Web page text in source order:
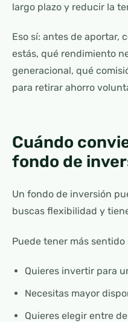
largo plazo y reducir la
Eso sí: antes de aportar,
estás, qué rendimiento
generacional, qué
para retirar ahorro
Cuándo
fondo de
Un fondo de inversión
buscas flexibilidad y
Puede tener más sentido
Quieres invertir para
Necesitas mayor
Quieres elegir entre